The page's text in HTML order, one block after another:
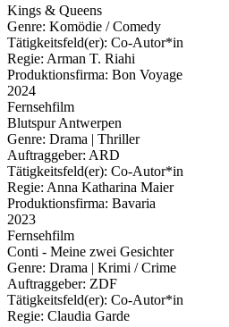
Kings & Queens
Genre: Komödie / Comedy
Tätigkeitsfeld(er): Co-Autor*in
Regie: Arman T. Riahi
Produktionsfirma: Bon Voyage
2024
Fernsehfilm
Blutspur Antwerpen
Genre: Drama | Thriller
Auftraggeber: ARD
Tätigkeitsfeld(er): Co-Autor*in
Regie: Anna Katharina Maier
Produktionsfirma: Bavaria
2023
Fernsehfilm
Conti - Meine zwei Gesichter
Genre: Drama | Krimi / Crime
Auftraggeber: ZDF
Tätigkeitsfeld(er): Co-Autor*in
Regie: Claudia Garde